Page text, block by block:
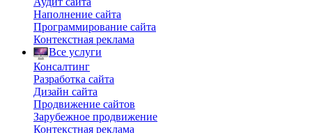
Наполнение сайта
Программирование сайта
Контекстная реклама
Все услуги
Консалтинг
Разработка сайта
Дизайн сайта
Продвижение сайтов
Зарубежное продвижение
Контекстная реклама